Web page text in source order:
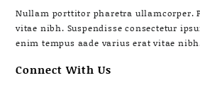
Nullam porttitor pharetra ullamcorper.
vitae nibh. Suspendisse consectetur
enim tempus aade varius erat vitae
Connect With Us